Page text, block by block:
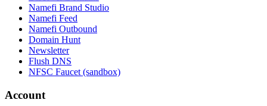
Namefi Brand Studio
Namefi Feed
Namefi Outbound
Domain Hunt
Newsletter
Flush DNS
NFSC Faucet (sandbox)
Account